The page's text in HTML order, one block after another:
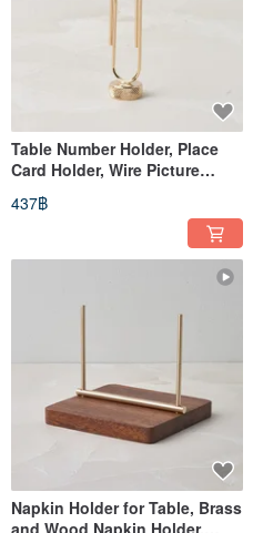
Table Number Holder, Place
Card Holder, Wire Picture
Holder, Table Photo Holder
437฿
Napkin Holder for Table, Brass